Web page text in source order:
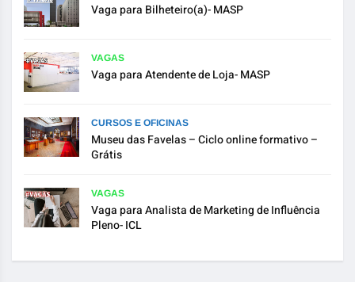
Vaga para Bilheteiro(a)- MASP
VAGAS
Vaga para Atendente de Loja- MASP
CURSOS E OFICINAS
Museu das Favelas – Ciclo online formativo –
Grátis
VAGAS
Vaga para Analista de Marketing de Influência
Pleno- ICL